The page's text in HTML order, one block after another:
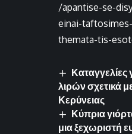
/apantise-se-
einai-
themata-tis-
λιρών σχετικά
Κερύνειας
Κύπρια
μια ξεχωριστή